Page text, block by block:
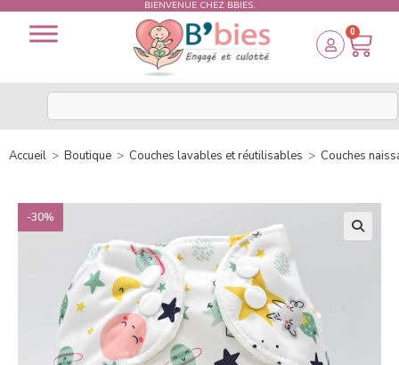
BIENVENUE CHEZ BBIES.
0
Accueil > Boutique > Couches lavables et réutilisables > Couches
-30%